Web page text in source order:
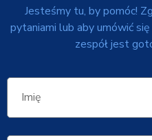
Jesteśmy tu, by pomóc!
pytaniami lub aby umówić
zespół jest